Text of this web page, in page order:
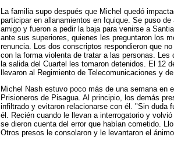
La familia supo después que Michel quedó
participar en allanamientos en Iquique. Se puso de
amigo y fueron a pedir la baja para venirse a
ante sus superiores, quienes les preguntaron los
renuncia. Los dos conscriptos respondieron que
con la forma violenta de tratar a las personas. Les
la salida del Cuartel les tomaron detenidos. El 12
llevaron al Regimiento de Telecomunicaciones y
Michel Nash estuvo poco más de una semana en
Prisioneros de Pisagua. Al principio, los demás
infiltrado y evitaron relacionarse con él. "Sin duda
él. Recién cuando le llevan a interrogatorio y
se dieron cuenta del error que habían cometido.
Otros presos le consolaron y le levantaron el